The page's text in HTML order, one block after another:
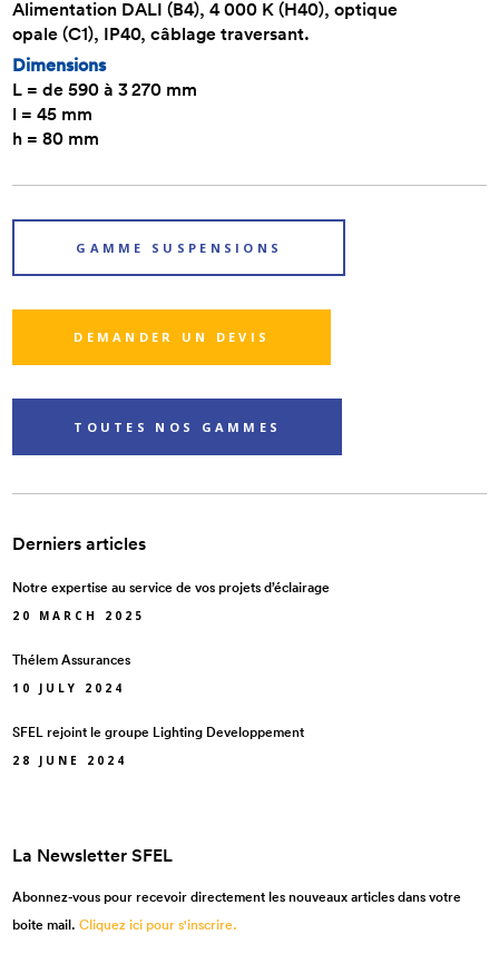
Alimentation DALI (B4), 4 000 K (H40), optique
opale (C1), IP40, câblage traversant.
Dimensions
L = de 590 à 3 270 mm
l = 45 mm
h = 80 mm
GAMME SUSPENSIONS
DEMANDER UN DEVIS
TOUTES NOS GAMMES
Derniers articles
Notre expertise au service de vos projets d’éclairage
20 MARCH 2025
Thélem Assurances
10 JULY 2024
SFEL rejoint le groupe Lighting Developpement
28 JUNE 2024
La Newsletter SFEL
Abonnez-vous pour recevoir directement les nouveaux articles dans votre
boite mail.Cliquez ici pour s'inscrire.